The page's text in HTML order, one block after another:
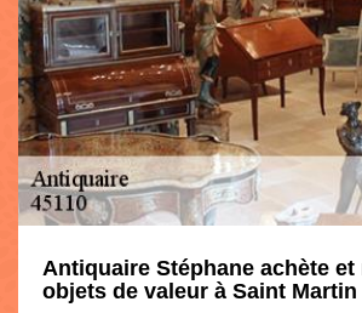
Antiquaire Stéphane achète et
objets de valeur à Saint Martin